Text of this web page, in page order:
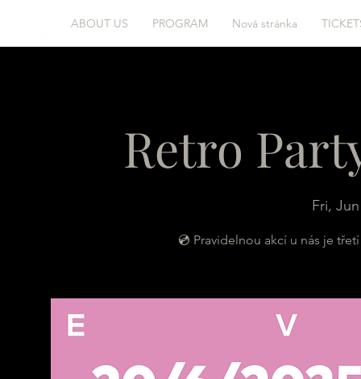
ABOUT US PROGRAM Nová stránka
Retro
Fri,
💿 Pravidelnou akcí u nás je